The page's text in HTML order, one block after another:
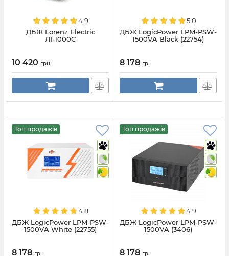
4.9
ДБЖ Lorenz Electric
ЛІ-1000С
10 420 грн
5.0
ДБЖ LogicPower LPM-PSW-
1500VA Black (22754)
8 178 грн
Топ продажів
4.8
ДБЖ LogicPower LPM-PSW-
1500VA White (22755)
8 178 грн
Топ продажів
4.9
ДБЖ LogicPower LPM-PSW-
1500VA (3406)
8 178 грн